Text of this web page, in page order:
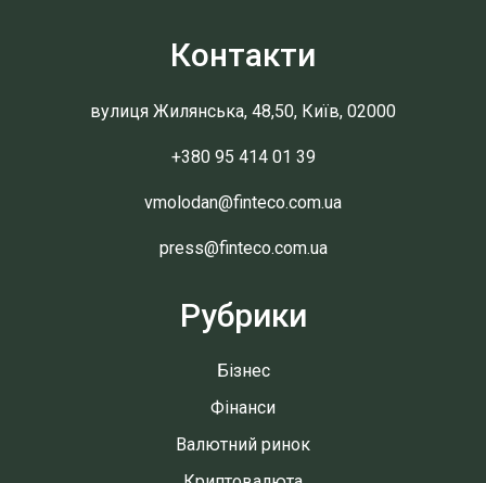
Контакти
вулиця Жилянська, 48,50, Київ, 02000
+380 95 414 01 39
vmolodan@finteco.com.ua
press@finteco.com.ua
Рубрики
Бізнес
Фінанси
Валютний ринок